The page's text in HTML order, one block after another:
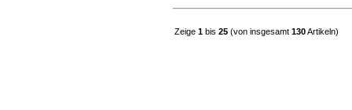
Zeige 1 bis 25 (von insgesamt 130Artikeln)